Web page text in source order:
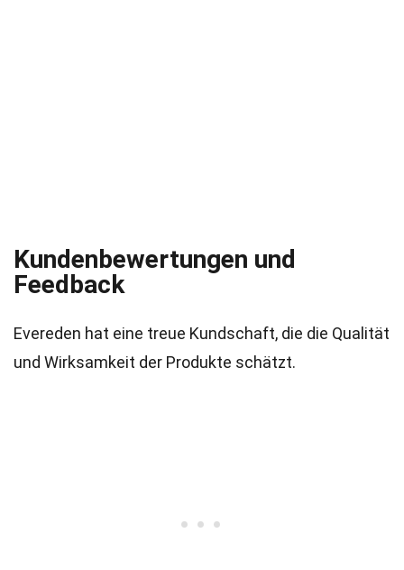
Kundenbewertungen und
Feedback
Evereden hat eine treue Kundschaft, die die Qualität
und Wirksamkeit der Produkte schätzt.